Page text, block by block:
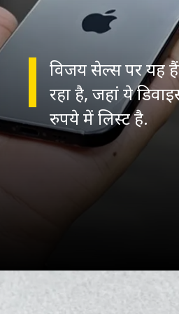
विजय सेल्स पर यह
रहा है, जहां ये
रुपये में लिस्ट है.